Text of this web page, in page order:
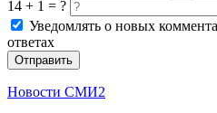
14 + 1 = ?
Уведомлять о новых
ответах
Отправить
Новости СМИ2